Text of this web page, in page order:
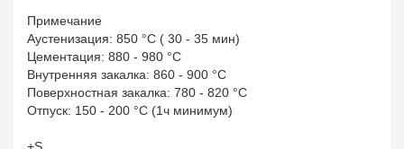
Примечание
Аустенизация: 850 °С ( 30 - 35 мин)
Цементация: 880 - 980 °С
Внутренняя закалка: 860 - 900 °С
Поверхностная закалка: 780 - 820 °С
Отпуск: 150 - 200 °С (1ч минимум)